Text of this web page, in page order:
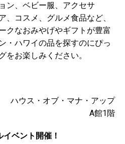
ン、ベビー服、アクセサ
、
コスメ、グルメ食品など、
クなおみやげやギフトが豊富
・ハワイの品を探すのにぴっ
をお楽しみください。
ハウス・オブ・マナ・アップ
A館1階
ベント開催！